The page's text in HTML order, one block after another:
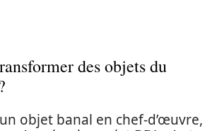
des objets du
objet banal en chef-d’œuvre,